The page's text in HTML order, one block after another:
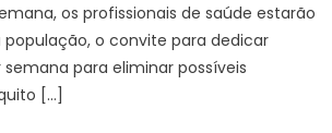
os profissionais de saúde estarão
o convite para dedicar
para eliminar possíveis
[…]